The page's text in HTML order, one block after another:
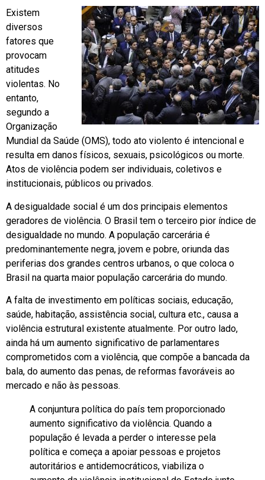
Existem
diversos
fatores que
provocam
atitudes
violentas. No
entanto,
segundo a
Organização
Mundial da Saúde (OMS), todo ato violento é intencional e
resulta em danos físicos, sexuais, psicológicos ou morte.
Atos de violência podem ser individuais, coletivos e
institucionais, públicos ou privados.
A desigualdade social é um dos principais elementos
geradores de violência. O Brasil tem o terceiro pior índice de
desigualdade no mundo. A população carcerária é
predominantemente negra, jovem e pobre, oriunda das
periferias dos grandes centros urbanos, o que coloca o
Brasil na quarta maior população carcerária do mundo.
A falta de investimento em políticas sociais, educação,
saúde, habitação, assistência social, cultura etc., causa a
violência estrutural existente atualmente. Por outro lado,
ainda há um aumento significativo de parlamentares
comprometidos com a violência, que compõe a bancada da
bala, do aumento das penas, de reformas favoráveis ao
mercado e não às pessoas.
A conjuntura política do país tem proporcionado
aumento significativo da violência. Quando a
população é levada a perder o interesse pela
política e começa a apoiar pessoas e projetos
autoritários e antidemocráticos, viabiliza o